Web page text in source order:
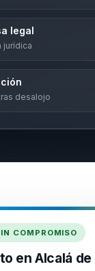
legal
jurídica
desalojo
COMPROMISO
en Alcalá